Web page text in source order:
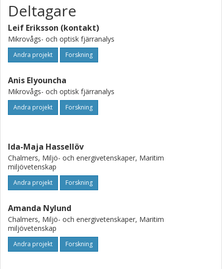
småskaliga dynamiken. I vårt projekt vill vi utvärdera och
vidareutveckla metoder som ger betydligt högre rumslig
upplösning, men som ännu inte är redo för operationellt
bruk. Metoderna baseras på satellitbilder ifrån högupplöst
radar (Synthetic Aperture Radar - SAR) som har fördelen
att bilder kan tas även om havsytan täcks av moln och
(Doppler Centroid Analysis och Along Track
Interferometry) utnyttjar Doppler och fasinformation i
radarbilderna för att mäta havsytans rörelser
Deltagare
Leif Eriksson (kontakt)
Mikrovågs- och optisk fjärranalys
Andra projekt Forskning
Anis Elyouncha
Mikrovågs- och optisk fjärranalys
Andra projekt Forskning
Ida-Maja Hassellöv
Chalmers, Miljö- och energivetenskaper, Maritim
miljövetenskap
Andra projekt Forskning
Amanda Nylund
Chalmers, Miljö- och energivetenskaper, Maritim
miljövetenskap
Andra projekt Forskning